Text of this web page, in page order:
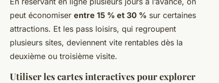
peut économiser entre 15 % et 30 % sur certaines
attractions. Et les pass loisirs, qui regroupent
plusieurs sites, deviennent vite rentables dès la
deuxième ou troisième visite.
Utiliser les cartes interactives pour explorer